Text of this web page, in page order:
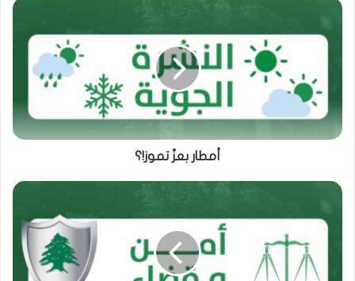
أمطار بعزّ تموز!؟